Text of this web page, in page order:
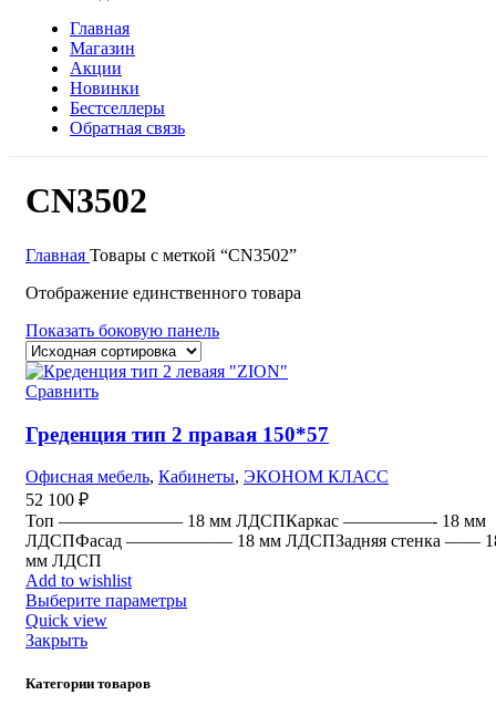
Главная
Магазин
Акции
Новинки
Бестселлеры
Обратная связь
CN3502
Закрыть
Категории товаров
Главная Товары с меткой “CN3502”
Отображение единственного товара
Показать боковую панель
Сравнить
Греденция тип 2 правая 150*57
Офисная мебель, Кабинеты, ЭКОНОМ КЛАСС
52 100 ₽
Топ ——————— 18 мм ЛДСПКаркас —————- 18 мм
ЛДСПФасад —————— 18 мм ЛДСПЗадняя стенка ——
мм ЛДСП
Add to wishlist
Выберите параметры
Quick view